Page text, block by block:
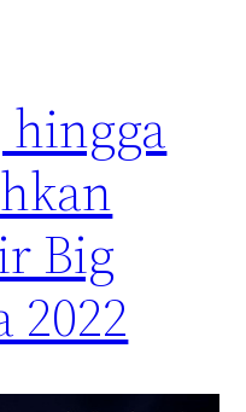
hingga
Big
2022